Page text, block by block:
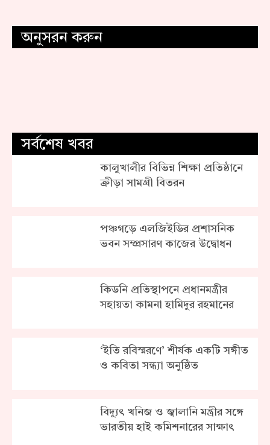
অনুসরন করুন
সর্বশেষ খবর
কালুখালীর বিভিন্ন শিক্ষা প্রতিষ্ঠানে
ক্রীড়া সামগ্রী বিতরন
পঞ্চগড়ে এলজিইডির প্রশাসনিক
ভবন সম্প্রসারণ কাজের উদ্বোধন
কিডনি প্রতিস্থাপনে প্রধানমন্ত্রীর
সহায়তা কামনা হামিদুর রহমানের
‘ইতি রবিস্মরণে’ শীর্ষক একটি সঙ্গীত
ও কবিতা সন্ধ্যা অনুষ্ঠিত
বিদ্যুৎ খনিজ ও জ্বালানি মন্ত্রীর সঙ্গে
ভারতীয় হাই কমিশনারের সাক্ষাৎ